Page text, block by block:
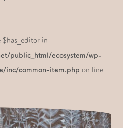
in
public_html/ecosystem/wp-
inc/common-item.php on line